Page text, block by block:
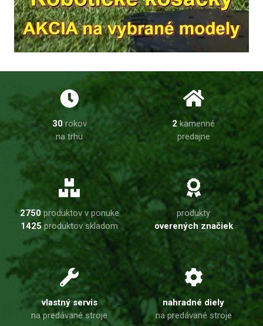
30rokov
na trhu
2 kamenné
predajne
2750produktov v ponuke
1425produktov skladom
produkty
overených značiek
vlastný servis
na predávané stroje
nahradné diely
na predávané stroje